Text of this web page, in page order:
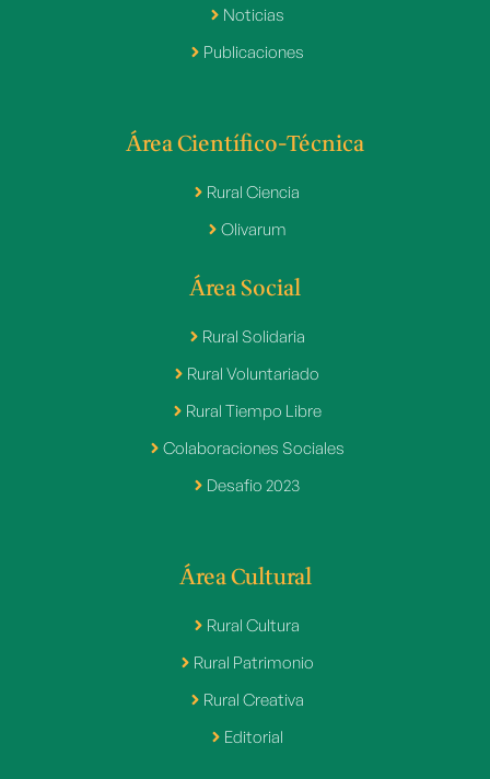
Noticias
Publicaciones
Área Científico-Técnica
Rural Ciencia
Olivarum
Área Social
Rural Solidaria
Rural Voluntariado
Rural Tiempo Libre
Colaboraciones Sociales
Desafio 2023
Área Cultural
Rural Cultura
Rural Patrimonio
Rural Creativa
Editorial